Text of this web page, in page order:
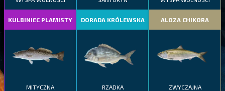
KULBINIEC PLAMISTY
MITYCZNA
DORADA KRÓLEWSKA
RZADKA
ALOZA CHIKORA
ZWYCZAJNA